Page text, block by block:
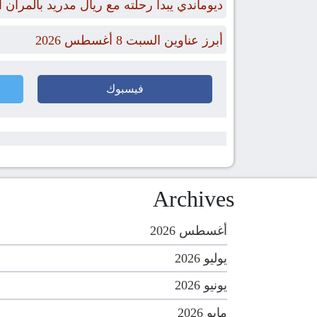
ديوماندي يبدأ رحلته مع ريال مدريد بالمران
أبرز عناوين السبت 8 أغسطس 2026
فيسبوك
Archives
أغسطس 2026
يوليو 2026
يونيو 2026
مايو 2026